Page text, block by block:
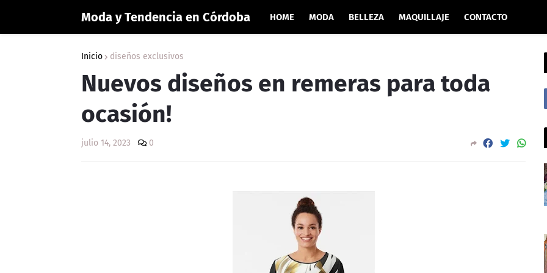
Moda y Tendencia en Córdoba HOME MODA BELLEZA MAQUILLAJE CONTACTO
Inicio diseños exclusivos
Nuevos diseños en remeras para toda
ocasión!
julio 14, 2023 0